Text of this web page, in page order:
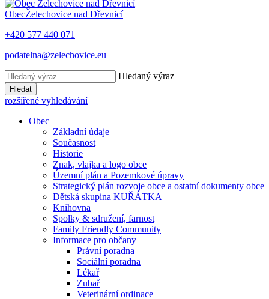
ObecŽelechovice nad Dřevnicí
+420 577 440 071
podatelna@zelechovice.eu
Hledaný výraz
Hledat
rozšířené vyhledávání
Obec
Základní údaje
Současnost
Historie
Znak, vlajka a logo obce
Územní plán a Pozemkové úpravy
Strategický plán rozvoje obce a ostatní dokumenty obce
Dětská skupina KUŘÁTKA
Knihovna
Spolky & sdružení, farnost
Family Friendly Community
Informace pro občany
Právní poradna
Sociální poradna
Lékař
Zubař
Veterinární ordinace